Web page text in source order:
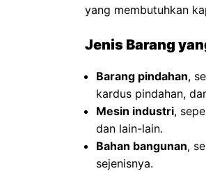
yang membutuhkan
Jenis Barang
Barang pindahan,
kardus pindahan,
Mesin industri,
dan lain-lain.
Bahan bangunan,
sejenisnya.